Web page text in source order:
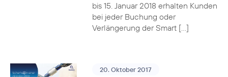
bis 15. Januar 2018 erhalten Kunden
bei jeder Buchung oder
Verlängerung der Smart […]
20. Oktober 2017